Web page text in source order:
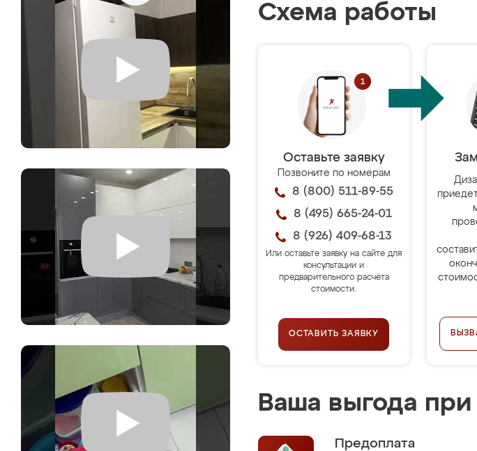
Схема работы
Оставьте заявку
Позвоните по номерам
8 (800) 511-89-55
8 (495) 665-24-01
8 (926) 409-68-13
Или оставьте заявку на сайте для
консультации и
предварительного расчёта
стоимости.
ОСТАВИТЬ ЗАЯВКУ
Ваша выгода при
Предоплата